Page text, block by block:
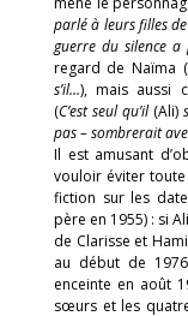
parlé à leurs filles
guerre du silence a
regard de Naïma (
s’il…), mais aussi
(C’est seul qu’il (Ali)
pas – sombrerait
Il est amusant
vouloir éviter toute
fiction sur les
père en 1955) : si
de Clarisse et
au début de
enceinte en août
sœurs et les